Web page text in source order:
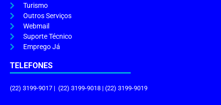
Turismo
Outros Serviços
Webmail
Suporte Técnico
Emprego Já
TELEFONES
(22) 3199-9017 | (22) 3199-9018 | (22) 3199-9019